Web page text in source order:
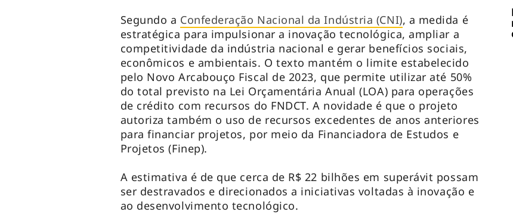
Segundo a Confederação Nacional da Indústria (CNI), a medida é
estratégica para impulsionar a inovação tecnológica, ampliar a
competitividade da indústria nacional e gerar benefícios sociais,
econômicos e ambientais. O texto mantém o limite estabelecido
pelo Novo Arcabouço Fiscal de 2023, que permite utilizar até 50%
do total previsto na Lei Orçamentária Anual (LOA) para operações
de crédito com recursos do FNDCT. A novidade é que o projeto
autoriza também o uso de recursos excedentes de anos anteriores
para financiar projetos, por meio da Financiadora de Estudos e
Projetos (Finep).
A estimativa é de que cerca de R$ 22 bilhões em superávit possam
ser destravados e direcionados a iniciativas voltadas à inovação e
ao desenvolvimento tecnológico.